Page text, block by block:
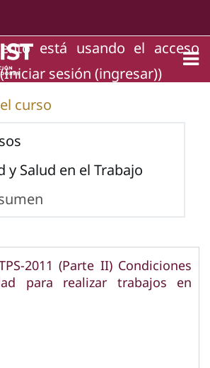
principal
está usando el acceso
Iniciar sesión (ingresar))
curso
y Salud en el Trabajo
2011 (Parte II) Condiciones
para realizar trabajos en